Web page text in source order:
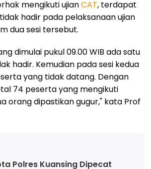
mengikuti ujianCAT, terdapat
hadir pada pelaksanaan ujian
dua sesi tersebut.
dimulai pukul 09.00 WIB ada satu
hadir. Kemudian pada sesi kedua
yang tidak datang. Dengan
74 peserta yang mengikuti
orang dipastikan gugur," kata Prof
Polres Kuansing Dipecat